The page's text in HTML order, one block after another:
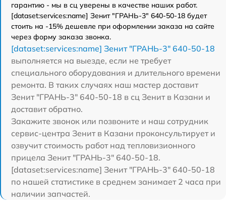
гарантию - мы в сц уверены в качестве наших работ.
[dataset:services:name] Зенит "ГРАНЬ-3" 640-50-18 будет
стоить на -15% дешевле при оформлении заказа на сайте
через форму заказа звонка.
[dataset:services:name] Зенит "ГРАНЬ-3" 640-50-18
выполняется на выезде, если не требует
специального оборудования и длительного времени
ремонта. В таких случаях наш мастер доставит
Зенит "ГРАНЬ-3" 640-50-18 в сц Зенит в Казани и
доставит обратно.
Закажите звонок или позвоните и наш сотрудник
сервис-центра Зенит в Казани проконсультирует и
озвучит стоимость работ над тепловизионного
прицела Зенит "ГРАНЬ-3" 640-50-18.
[dataset:services:name] Зенит "ГРАНЬ-3" 640-50-18
по нашей статистике в среднем занимает 2 часа при
наличии запчастей.